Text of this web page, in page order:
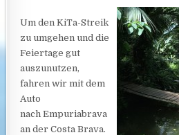
Um den KiTa-Streik
zu umgehen und die
Feiertage gut
auszunutzen,
fahren wir mit dem
Auto
nach Empuriabrava
an der Costa Brava.